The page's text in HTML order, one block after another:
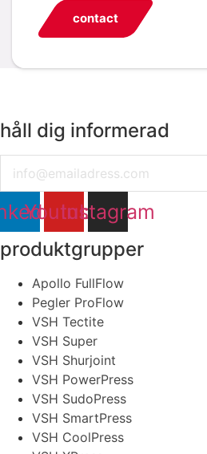
contact
håll dig informerad
Youtube
Instagram
produktgrupper
Apollo FullFlow
Pegler ProFlow
VSH Tectite
VSH Super
VSH Shurjoint
VSH PowerPress
VSH SudoPress
VSH SmartPress
VSH CoolPress